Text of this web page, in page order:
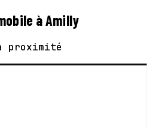
à Amilly